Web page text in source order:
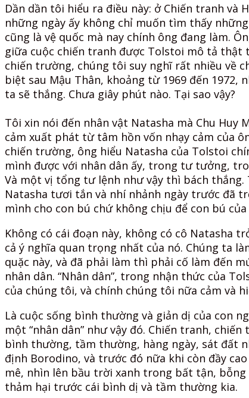
Dần dần tôi hiểu ra điều này: ở Chiến tranh
những ngày ấy không chỉ muốn tìm thấy
cũng là vệ quốc mà nay chính ông đang làm.
giữa cuộc chiến tranh được Tolstoi mô tả thật
chiến trường, chúng tôi suy nghĩ rất nhiều về
biệt sau Mậu Thân, khoảng từ 1969 đến
ta sẽ thắng. Chưa giây phút nào. Tại sao vậy?
Tôi xin nói đến nhân vật Natasha mà Chu
cảm xuất phát từ tâm hồn vốn nhạy cảm của
chiến trường, ông hiểu Natasha của Tolstoi
mình được với nhân dân ấy, trong tư tưởng,
Và một vị tổng tư lệnh như vậy thì bách
Natasha tươi tắn và nhí nhảnh ngày trước đã
mình cho con bú chứ không chịu để con bú
Không có cái đoạn này, không có cô Natasha
cả ý nghĩa quan trọng nhất của nó. Chúng ta
quặc này, và đã phải làm thì phải cố làm đến
nhân dân. “Nhân dân”, trong nhận thức của
của chúng tôi, và chính chúng tôi nữa cảm và
Là cuộc sống bình thường và giản dị của con
một “nhân dân” như vậy đó. Chiến tranh,
bình thường, tầm thường, hàng ngày, sát đất
định Borodino, và trước đó nữa khi còn đầy
mê, nhìn lên bầu trời xanh trong bất tận,
thảm hại trước cái bình dị và tầm thường kia.